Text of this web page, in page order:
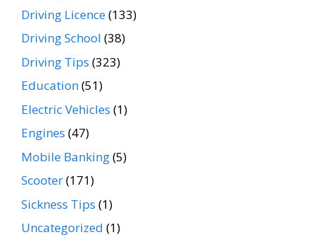
Driving Licence(133)
Driving School (38)
Driving Tips (323)
Education(51)
Electric Vehicles (1)
Engines (47)
Mobile Banking(5)
Scooter(171)
Sickness Tips (1)
Uncategorized (1)